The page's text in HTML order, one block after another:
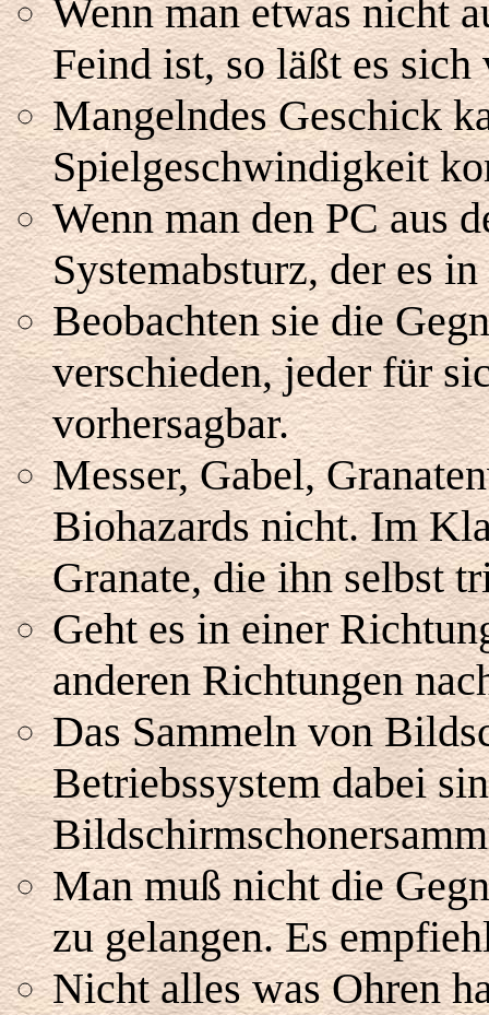
Wenn man etwas nicht
Feind ist, so läßt es
Mangelndes Geschick
Spielgeschwindigkeit
Wenn man den PC aus
Systemabsturz, der es
Beobachten sie die
verschieden, jeder für
vorhersagbar.
Messer, Gabel,
Biohazards nicht. Im
Granate, die ihn selbst
Geht es in einer
anderen Richtungen
Das Sammeln von
Betriebssystem dabei
Man muß nicht die
zu gelangen. Es
Nicht alles was Ohren